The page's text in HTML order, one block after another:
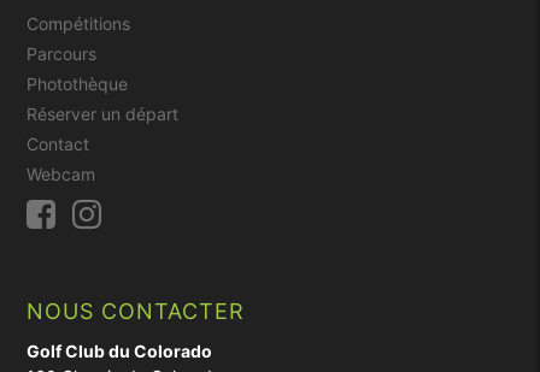
Compétitions
Parcours
Photothèque
Réserver un départ
Contact
Webcam
NOUS CONTACTER
Golf Club du Colorado